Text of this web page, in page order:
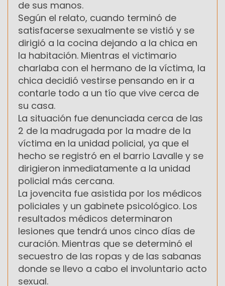
de sus manos.
Según el relato, cuando terminó de
satisfacerse sexualmente se vistió y se
dirigió a la cocina dejando a la chica en
la habitación. Mientras el victimario
charlaba con el hermano de la víctima, la
chica decidió vestirse pensando en ir a
contarle todo a un tío que vive cerca de
su casa.
La situación fue denunciada cerca de las
2 de la madrugada por la madre de la
víctima en la unidad policial, ya que el
hecho se registró en el barrio Lavalle y se
dirigieron inmediatamente a la unidad
policial más cercana.
La jovencita fue asistida por los médicos
policiales y un gabinete psicológico. Los
resultados médicos determinaron
lesiones que tendrá unos cinco días de
curación. Mientras que se determinó el
secuestro de las ropas y de las sabanas
donde se llevo a cabo el involuntario acto
sexual.